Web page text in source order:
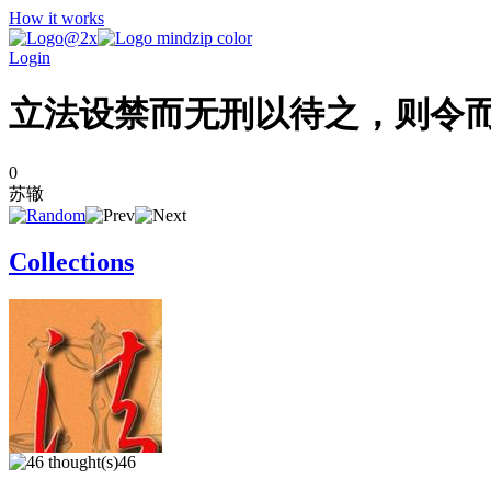
How it works
Login
立法设禁而无刑以待之，则令
0
苏辙
Collections
46